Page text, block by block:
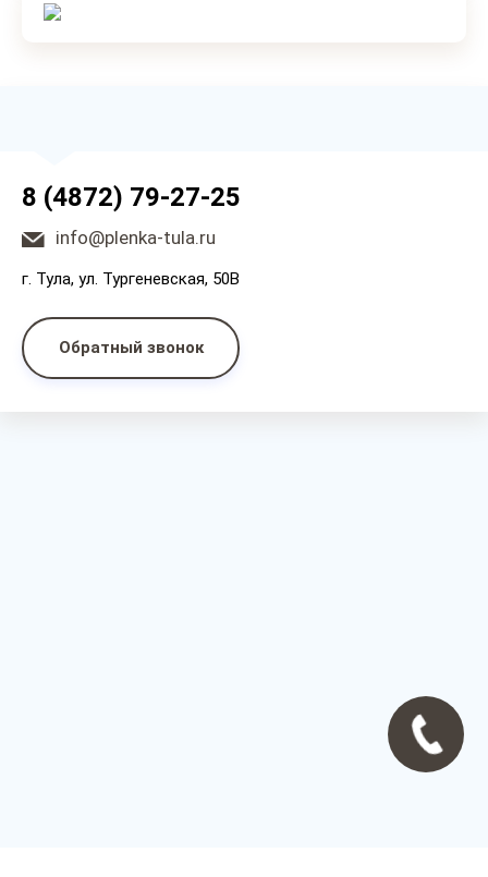
8 (4872) 79-27-25
info@plenka-tula.ru
г. Тула, ул. Тургеневская, 50В
Обратный звонок